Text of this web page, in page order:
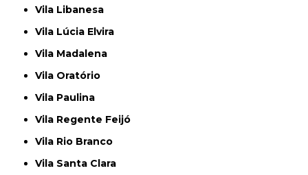
Vila Libanesa
Vila Lúcia Elvira
Vila Madalena
Vila Oratório
Vila Paulina
Vila Regente Feijó
Vila Rio Branco
Vila Santa Clara